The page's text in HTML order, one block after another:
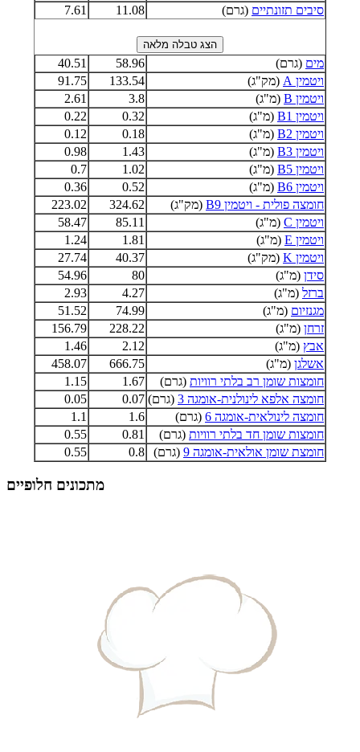
סיבים תזונתיים (גרם) 11.08
7.61
מים (גרם) 58.96
40.51
ויטמין A
(מק"ג) 133.54
91.75
ויטמין B
(מ"ג) 3.8
2.61
ויטמין B1
(מ"ג) 0.32
0.22
ויטמין B2
(מ"ג) 0.18
0.12
ויטמין B3
(מ"ג) 1.43
0.98
ויטמין B5
(מ"ג) 1.02
0.7
ויטמין B6
(מ"ג) 0.52
0.36
חומצה פולית - ויטמין B9
(מק"ג) 324.62
223.02
ויטמין C
(מ"ג) 85.11
58.47
ויטמין E
(מ"ג) 1.81
1.24
ויטמין K
(מק"ג) 40.37
27.74
סידן (מ"ג) 80
54.96
ברזל (מ"ג) 4.27
2.93
מגנזיום (מ"ג) 74.99
51.52
זרחן (מ"ג) 228.22
156.79
אבץ (מ"ג) 2.12
1.46
אשלגן (מ"ג) 666.75
458.07
חומצות שומן רב בלתי רוויות (גרם) 1.67
1.15
חומצה אלפא לינולנית-אומגה 3
(גרם) 0.07
0.05
חומצה לינולאית-אומגה 6
(גרם) 1.6
1.1
חומצות שומן חד בלתי רוויות (גרם) 0.81
0.55
חומצת שומן אולאית-אומגה 9
(גרם) 0.8
0.55
מתכונים חלופיים